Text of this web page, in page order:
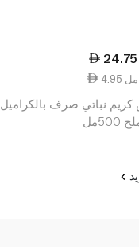
24.75
كريم نباتي صرف بالكراميل